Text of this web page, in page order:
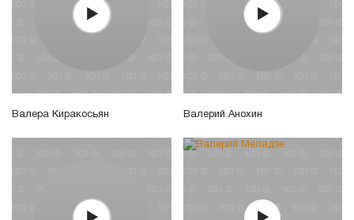
Валера Киракосьян Валерий Анохин